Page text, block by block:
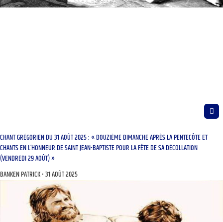
CHANT GRÉGORIEN DU 31 AOÛT 2025 : « DOUZIÈME DIMANCHE APRÈS LA PENTECÔTE ET
CHANTS EN L’HONNEUR DE SAINT JEAN-BAPTISTE POUR LA FÊTE DE SA DÉCOLLATION
(VENDREDI 29 AOÛT) »
BANKEN PATRICK 31 AOÛT 2025